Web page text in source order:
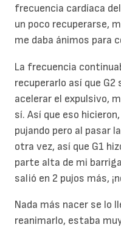
frecuencia cardíaca
un poco recuperarse,
me daba ánimos para
La frecuencia
recuperarlo así que
acelerar el expulsivo,
sí. Así que eso
pujando pero al pasar
otra vez, así que G1
parte alta de mi
salió en 2 pujos más,
Nada más nacer se lo
reanimarlo, estaba